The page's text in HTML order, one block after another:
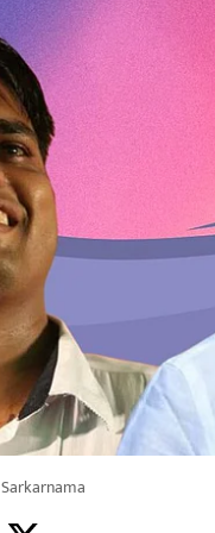
Sarkarnama